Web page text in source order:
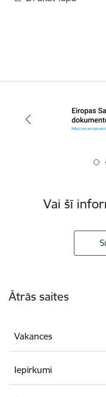
Vai šī
Ātrās saites
Vakances
Iepirkumi